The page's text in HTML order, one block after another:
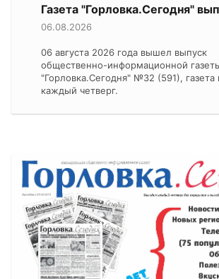
Газета "Горловка.Сегодня"
06.08.2026
06 августа 2026 года вышел выпуск
общественно-информационной
"Горловка.Сегодня" №32 (591), газета
каждый четверг.